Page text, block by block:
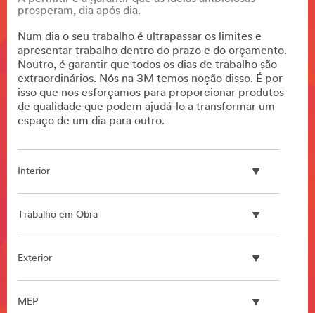
prosperam, dia após dia.
Num dia o seu trabalho é ultrapassar os limites e
apresentar trabalho dentro do prazo e do orçamento.
Noutro, é garantir que todos os dias de trabalho são
extraordinários. Nós na 3M temos noção disso. É por
isso que nos esforçamos para proporcionar produtos
de qualidade que podem ajudá-lo a transformar um
espaço de um dia para outro.
Interior
Trabalho em Obra
Exterior
MEP